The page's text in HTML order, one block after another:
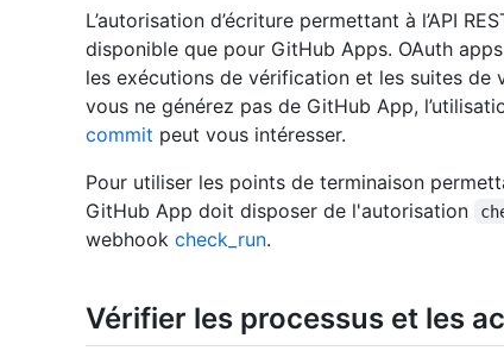
L’autorisation d’écriture permettant à l’API
disponible que pour GitHub Apps. OAuth
les exécutions de vérification et les suites de
vous ne générez pas de GitHub App,
commit peut vous intéresser.
Pour utiliser les points de terminaison
GitHub App doit disposer de l'autorisation
webhook check_run.
Vérifier les processus et les